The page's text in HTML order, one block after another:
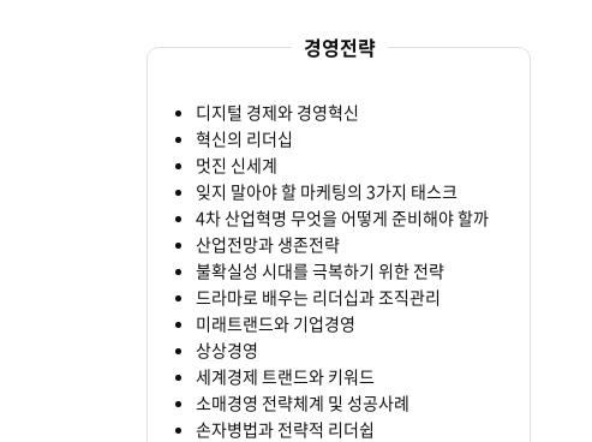
경영전략
디지털 경제와 경영혁신
혁신의 리더십
멋진 신세계
잊지 말아야 할 마케팅의 3가지 태스크
4차 산업혁명 무엇을 어떻게 준비해야 할까
산업전망과 생존전략
불확실성 시대를 극복하기 위한 전략
드라마로 배우는 리더십과 조직관리
미래트랜드와 기업경영
상상경영
세계경제 트랜드와 키워드
소매경영 전략체계 및 성공사례
손자병법과 전략적 리더쉽